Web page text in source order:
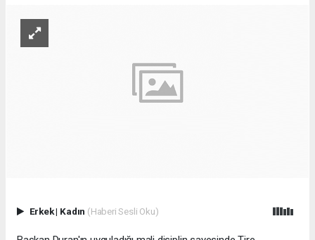
Erkek| Kadın (Haberi Sesli Oku)